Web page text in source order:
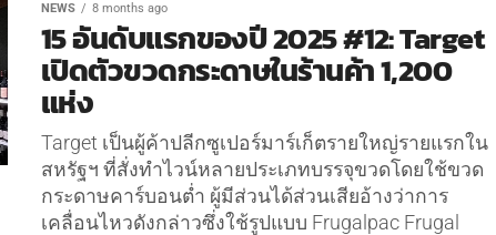
NEWS 8 months ago
15 อันดับแรกของปี 2025 #12: Target
เปิดตัวขวดกระดาษในร้านค้า 1,200
แห่ง
Target เป็นผู้ค้าปลีกซูเปอร์มาร์เก็ตรายใหญ่รายแรกใน
สหรัฐฯ ที่สั่งทำไวน์หลายประเภทบรรจุขวดโดยใช้ขวด
กระดาษคาร์บอนต่ำ ผู้มีส่วนได้ส่วนเสียอ้างว่าการ
เคลื่อนไหวดังกล่าวซึ่งใช้รูปแบบ Frugalpac Frugal